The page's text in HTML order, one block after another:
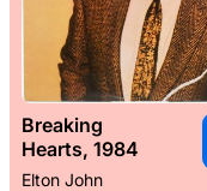
Breaking
Hearts, 1984
Elton John